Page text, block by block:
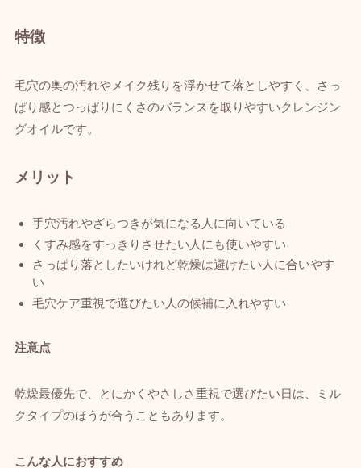
特徴
毛穴の奥の汚れやメイク残りを浮かせて落としやすく、さっ
ぱり感とつっぱりにくさのバランスを取りやすいクレンジン
グオイルです。
メリット
手穴汚れやざらつきが気になる人に向いている
くすみ感をすっきりさせたい人にも使いやすい
さっぱり落としたいけれど乾燥は避けたい人に合いやす
い
毛穴ケア重視で選びたい人の候補に入れやすい
注意点
乾燥最優先で、とにかくやさしさ重視で選びたい日は、ミル
クタイプのほうが合うこともあります。
こんな人におすすめ